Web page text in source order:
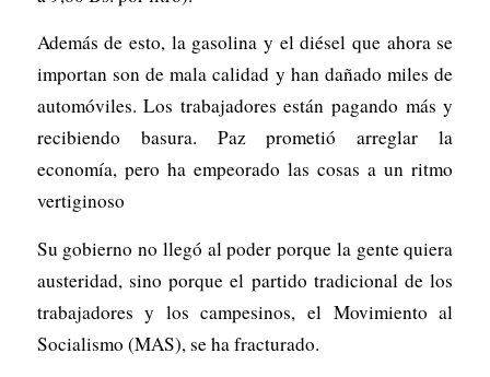
Además de esto, la gasolina y el diésel que ahora se
importan son de mala calidad y han dañado miles de
automóviles. Los trabajadores están pagando más y
recibiendo basura. Paz prometió arreglar la
economía, pero ha empeorado las cosas a un ritmo
vertiginoso
Su gobierno no llegó al poder porque la gente quiera
austeridad, sino porque el partido tradicional de los
trabajadores y los campesinos, el Movimiento al
Socialismo (MAS), se ha fracturado.